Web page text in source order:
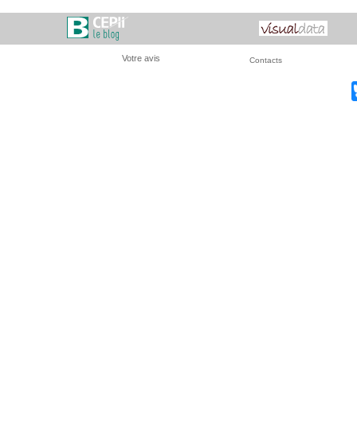
Votre avis Contacts